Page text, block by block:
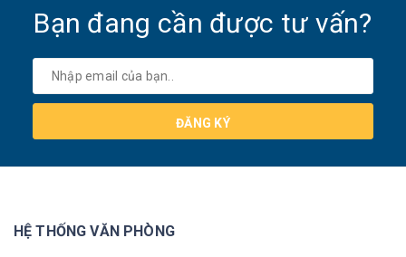
Bạn đang cần được tư vấn?
ĐĂNG KÝ
HỆ THỐNG VĂN PHÒNG